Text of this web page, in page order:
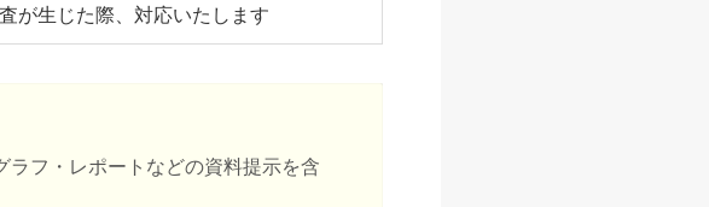
が生じた際、対応いたします
フ・レポートなどの資料提示を含